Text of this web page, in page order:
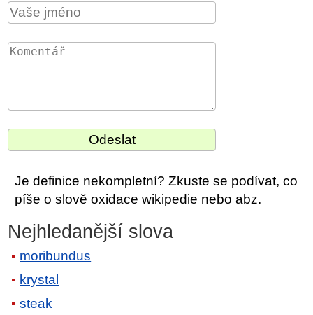
Je definice nekompletní? Zkuste se podívat, co
píše o slově oxidace wikipedie nebo abz.
Nejhledanější slova
moribundus
krystal
steak